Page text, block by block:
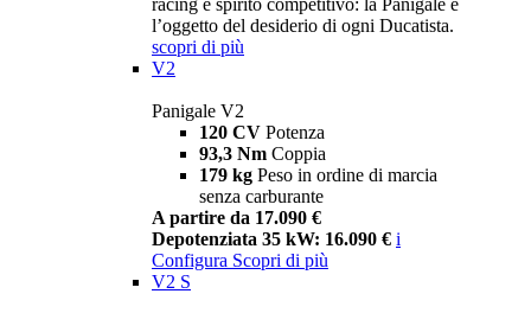
racing e spirito competitivo: la Panigale è
l’oggetto del desiderio di ogni Ducatista.
scopri di più
V2
Panigale V2
120 CV Potenza
93,3 Nm Coppia
179 kg Peso in ordine di marcia
senza carburante
A partire da 17.090 €
Depotenziata 35 kW: 16.090 € i
Configura Scopri di più
V2 S